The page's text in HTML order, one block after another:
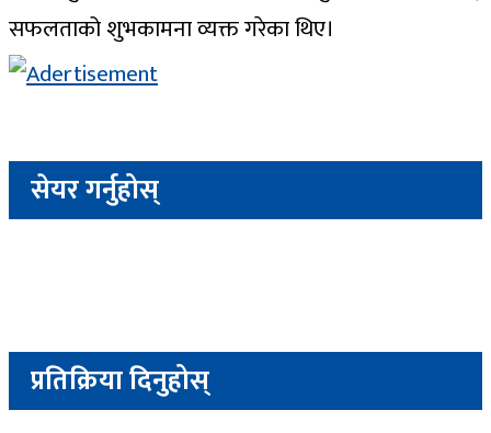
सफलताको शुभकामना व्यक्त गरेका थिए।
सेयर गर्नुहोस्
प्रतिक्रिया दिनुहोस्